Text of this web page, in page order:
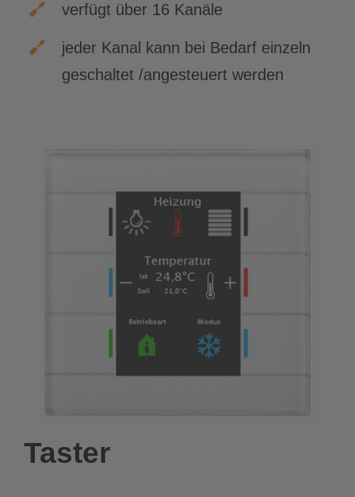
verfügt über 16 Kanäle
jeder Kanal kann bei Bedarf einzeln
geschaltet /angesteuert werden
Taster